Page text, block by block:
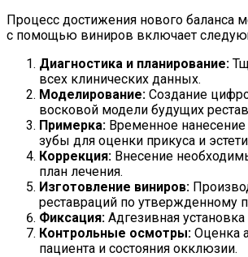
Процесс достижения нового баланса
с помощью виниров включает
Диагностика и планирование:
всех клинических данных.
Моделирование: Создание
восковой модели будущих
Примерка: Временное нанесение
зубы для оценки прикуса и
Коррекция: Внесение
план лечения.
Изготовление виниров:
реставраций по утвержденному
Фиксация: Адгезивная
Контрольные осмотры: Оценка
пациента и состояния окклюзии.